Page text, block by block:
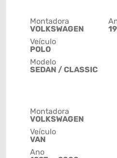
Montadora
VOLKSWAGEN
Veículo
POLO
Modelo
SEDAN / CLASSIC
Montadora
VOLKSWAGEN
Veículo
VAN
Ano